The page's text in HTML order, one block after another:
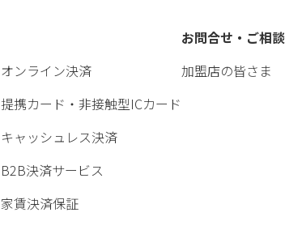
オンライン決済
提携カード・非接触型ICカード
キャッシュレス決済
B2B決済サービス
家賃決済保証
お問合せ・ご相談
加盟店の皆さま